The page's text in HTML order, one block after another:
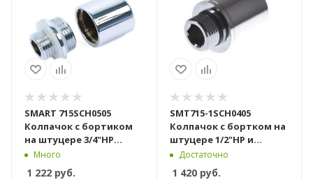
SMART 715SCH0505
Колпачок с бортиком
на штуцере 3/4"НР
хромированный 40пар/
Много
1 222 руб.
SMT715-1SCH0405
Колпачок с бортком на
штуцере 1/2"НР и
воздухоотводчиком,
хром 40пар/кор
Достаточно
1 420руб.